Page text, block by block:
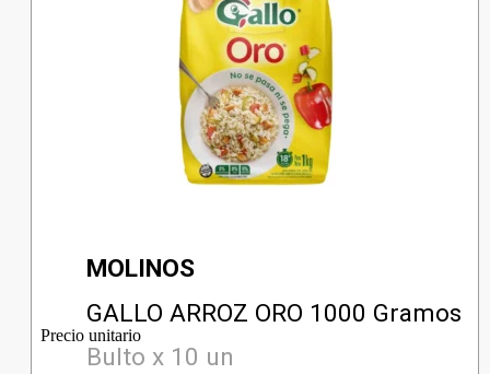
MOLINOS
GALLO ARROZ ORO 1000 Gramos
Bulto x 10 un
Precio unitario